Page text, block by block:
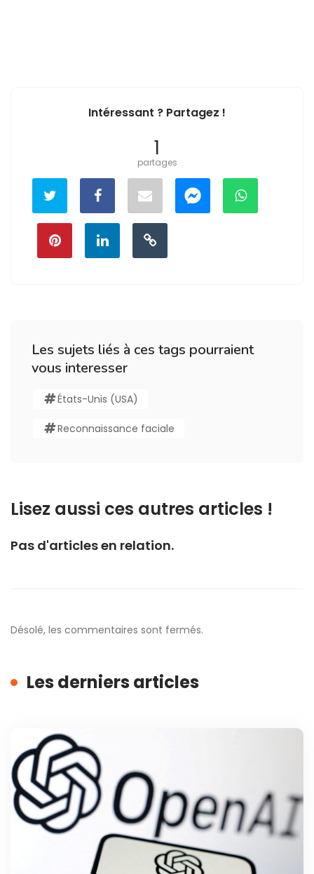
Intéressant ? Partagez !
1
partages
Les sujets liés à ces tags pourraient
vous interesser
États-Unis (USA)
Reconnaissance faciale
Lisez aussi ces autres articles !
Pas d'articles en relation.
Désolé, les commentaires sont fermés.
Les derniers articles